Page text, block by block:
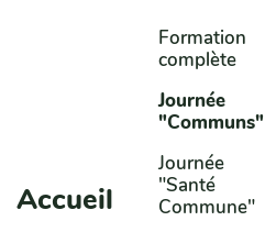
Aller au contenu principal
Accueil
Formation
complète
Journée
"Communs"
Journée
"Santé
Commune"